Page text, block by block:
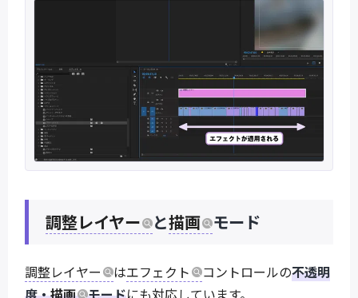
調整レイヤー と描画 モード
調整レイヤー はエフェクト コントロールの不透明